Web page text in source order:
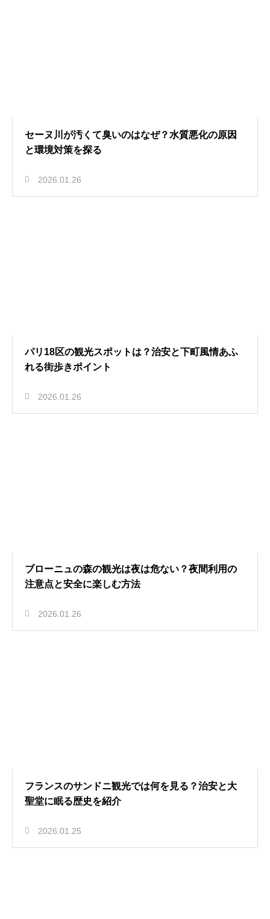
セーヌ川が汚くて臭いのはなぜ？水質悪化の原因
と環境対策を探る
2026.01.26
パリ18区の観光スポットは？治安と下町風情あふ
れる街歩きポイント
2026.01.26
ブローニュの森の観光は夜は危ない？夜間利用の
注意点と安全に楽しむ方法
2026.01.26
フランスのサンドニ観光では何を見る？治安と大
聖堂に眠る歴史を紹介
2026.01.25